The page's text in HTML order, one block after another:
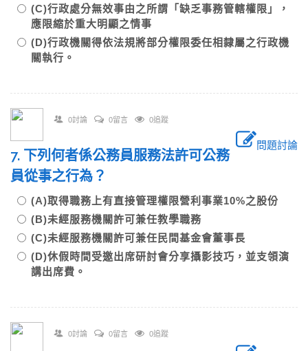
(C)行政處分無效事由之所謂「缺乏事務管轄權限」，
應限縮於重大明顯之情事
(D)行政機關得依法規將部分權限委任相隸屬之行政機
關執行。
0討論 0留言 0追蹤
問題討論
7. 下列何者係公務員服務法許可公務
員從事之行為？
(A)取得職務上有直接管理權限營利事業10%之股份
(B)未經服務機關許可兼任教學職務
(C)未經服務機關許可兼任民間基金會董事長
(D)休假時間受邀出席研討會分享攝影技巧，並支領演
講出席費。
0討論 0留言 0追蹤